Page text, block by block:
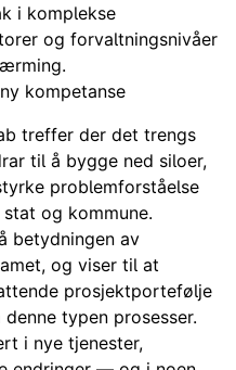
i komplekse
og forvaltningsnivåer
kompetanse
treffer der det trengs
til å bygge ned siloer,
problemforståelse
og kommune.
betydningen av
og viser til at
prosjektportefølje
typen prosesser.
i nye tjenester,